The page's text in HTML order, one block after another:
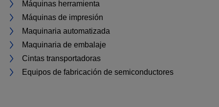
Máquinas herramienta
Máquinas de impresión
Maquinaria automatizada
Maquinaria de embalaje
Cintas transportadoras
Equipos de fabricación de semiconductores